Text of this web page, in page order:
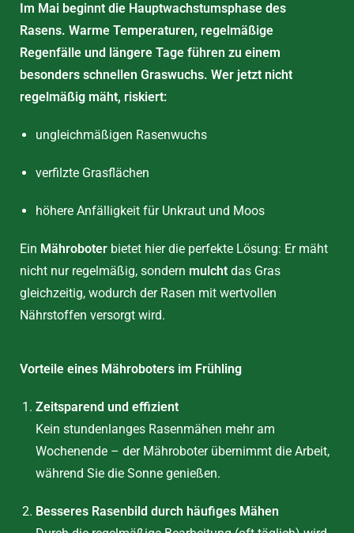
Im Mai beginnt die Hauptwachstumsphase des
Rasens. Warme Temperaturen, regelmäßige
Regenfälle und längere Tage führen zu einem
besonders schnellen Graswuchs. Wer jetzt nicht
regelmäßig mäht, riskiert:
ungleichmäßigen Rasenwuchs
verfilzte Grasflächen
höhere Anfälligkeit für Unkraut und Moos
Ein Mähroboter bietet hier die perfekte Lösung: Er mäht
nicht nur regelmäßig, sondern mulcht das Gras
gleichzeitig, wodurch der Rasen mit wertvollen
Nährstoffen versorgt wird.
Vorteile eines Mähroboters im Frühling
Zeitsparend und effizient
Kein stundenlanges Rasenmähen mehr am
Wochenende – der Mähroboter übernimmt die Arbeit,
während Sie die Sonne genießen.
Besseres Rasenbild durch häufiges Mähen